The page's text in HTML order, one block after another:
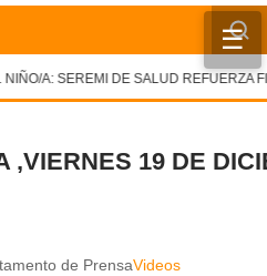
☰
✕
A: SEREMI DE SALUD REFUERZA
,VIERNES 19 DE
de PrensaVideos